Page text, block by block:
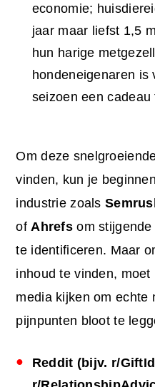
economie;
jaar maar liefst 1,5
hun harige
hondeneigenaren is
seizoen een cadeau
Om deze
vinden, kun je
industrie zoals
ofAhrefs om
te identificeren. Maar
inhoud te vinden,
media kijken om echte
pijnpunten bloot te
Reddit (bijv. r/